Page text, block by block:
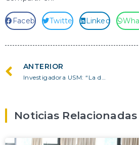
FacebookTwitter LinkedIn
ANTERIOR
Investigadora USM: “La diversidad bacteriana que existe en nuestras costas tiene un enorme potencial para combatir la resistencia antibiótica”
Noticias Relacionadas